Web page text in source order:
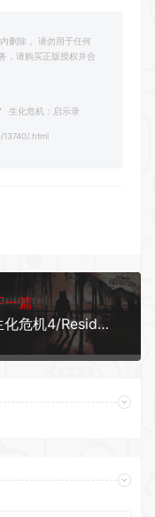
删除， 请勿用于任何
，请购买正版授权并合
生化危机：启示录
.html
一篇：
生化危机4/Resident Evil 4